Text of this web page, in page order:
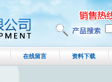
在线留言 资料下载